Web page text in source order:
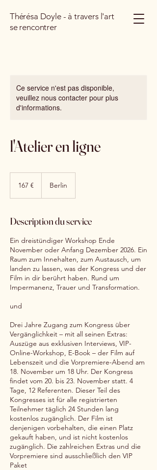
Thérésa Doyle - à travers l'art
se rencontrer
Ce service n'est pas disponible,
veuillez nous contacter pour plus
d'informations.
l'Atelier en ligne
167 € Berlin
Description du service
Ein dreistündiger Workshop Ende
November oder Anfang Dezember 2026. Ein
Raum zum Innehalten, zum Austausch, um
landen zu lassen, was der Kongress und der
Film in dir berührt haben. Rund um
Impermanenz, Trauer und Transformation.
und
Drei Jahre Zugang zum Kongress über
Vergänglichkeit – mit all seinen Extras:
Auszüge aus exklusiven Interviews, VIP-
Online-Workshop, E-Book – der Film auf
Lebenszeit und die Vorpremiere-Abend am
18. November um 18 Uhr. Der Kongress
findet vom 20. bis 23. November statt. 4
Tage, 12 Referenten. Dieser Teil des
Kongresses ist für alle registrierten
Teilnehmer täglich 24 Stunden lang
kostenlos zugänglich. Der Film ist
denjenigen vorbehalten, die einen Platz
gekauft haben, und ist nicht kostenlos
zugänglich. Die zahlreichen Extras und die
Vorpremiere sind ausschließlich den VIP
Paket